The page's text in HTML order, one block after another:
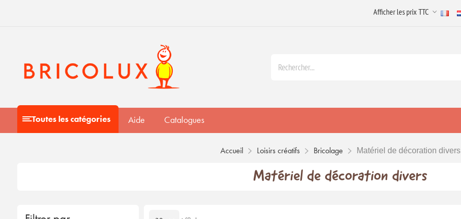
Toutes les catégories Aide Catalogues
Accueil Loisirs créatifs Bricolage Matériel de décoration divers
Matériel de décoration divers